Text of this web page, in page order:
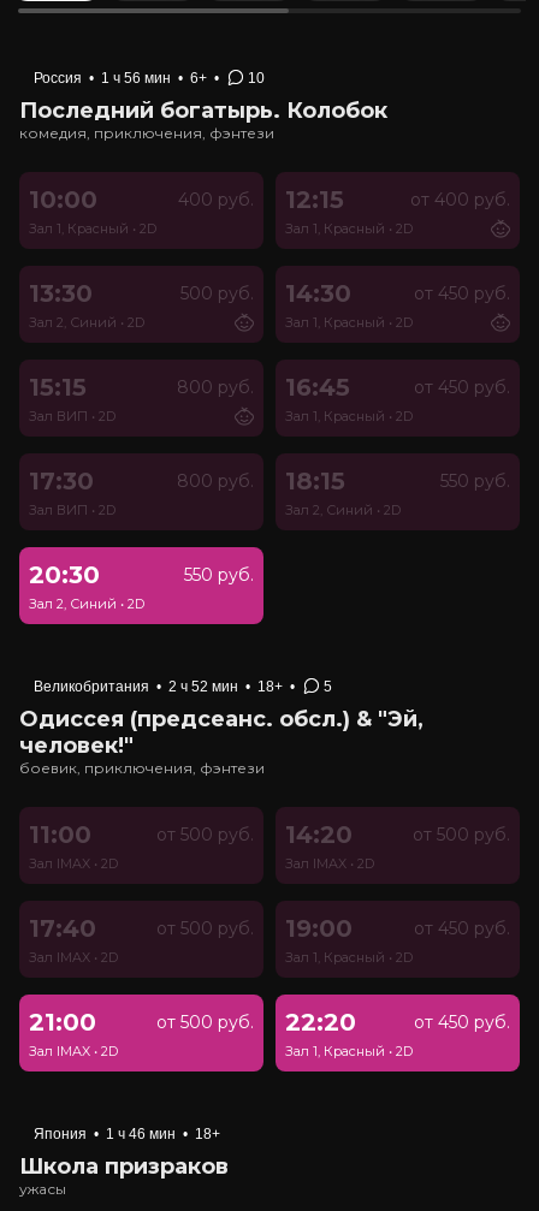
Россия • 1 ч 56 мин • 6+ • 10
Последний богатырь. Колобок
комедия, приключения, фэнтези
10:00 400 руб.
Зал 1, Красный • 2D
12:15 от 400 руб.
Зал 1, Красный • 2D
13:30 500 руб.
Зал 2, Синий • 2D
14:30 от 450 руб.
Зал 1, Красный • 2D
15:15 800 руб.
Зал ВИП • 2D
16:45 от 450 руб.
Зал 1, Красный • 2D
17:30 800 руб.
Зал ВИП • 2D
18:15 550 руб.
Зал 2, Синий • 2D
20:30 550 руб.
Зал 2, Синий • 2D
Великобритания • 2 ч 52 мин • 18+ • 5
Одиссея (предсеанс. обсл.) & "Эй,
человек!"
боевик, приключения, фэнтези
11:00 от 500 руб.
Зал IMAX • 2D
14:20 от 500 руб.
Зал IMAX • 2D
17:40 от 500 руб.
Зал IMAX • 2D
19:00 от 450 руб.
Зал 1, Красный • 2D
21:00 от 500 руб.
Зал IMAX • 2D
22:20 от 450 руб.
Зал 1, Красный • 2D
Япония • 1 ч 46 мин • 18+
Школа призраков
ужасы